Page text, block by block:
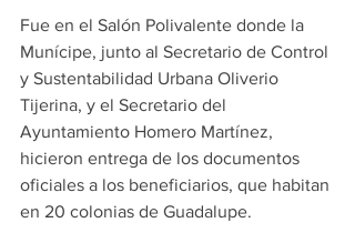
Fue en el Salón Polivalente donde la
Munícipe, junto al Secretario de Control
y Sustentabilidad Urbana Oliverio
Tijerina, y el Secretario del
Ayuntamiento Homero Martínez,
hicieron entrega de los documentos
oficiales a los beneficiarios, que habitan
en 20 colonias de Guadalupe.